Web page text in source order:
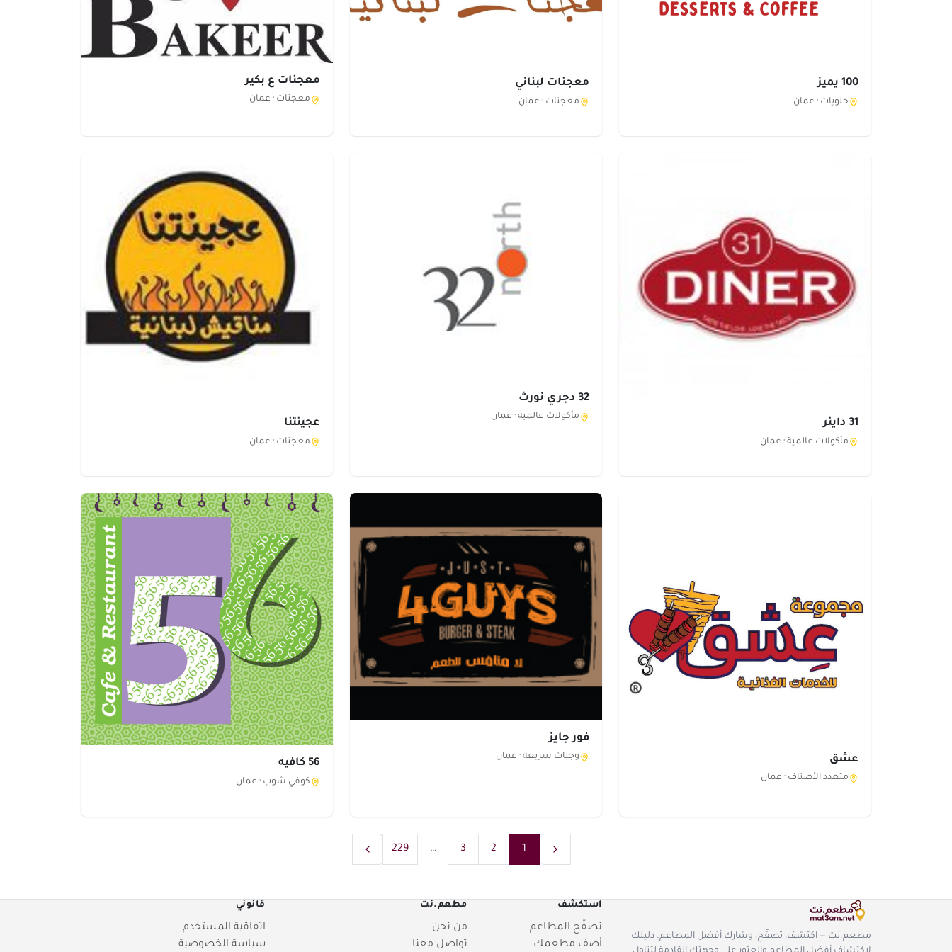
100 يميز
حلويات · عمان
معجنات لبناني
معجنات · عمان
معجنات ع بكير
معجنات · عمان
31 داينر
مأكولات عالمية · عمان
32 دجري نورث
مأكولات عالمية · عمان
عجينتنا
معجنات · عمان
عشق
متعدد الأصناف · عمان
فور جايز
وجبات سريعة · عمان
56 كافيه
كوفي شوب · عمان
1
2
3
…
229
مطعم.نت — اكتشف، تصفّح، وشارك أفضل المطاعم. دليلك
استكشف
تصفّح المطاعم
أضف مطعمك
مطعم.نت
من نحن
تواصل معنا
قانوني
اتفاقية المستخدم
سياسة الخصوصية